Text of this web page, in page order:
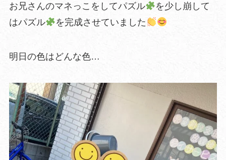
お兄さんのマネっこをしてパズル
を少し崩して
はパズル
を完成させていました
明日の色はどんな色…